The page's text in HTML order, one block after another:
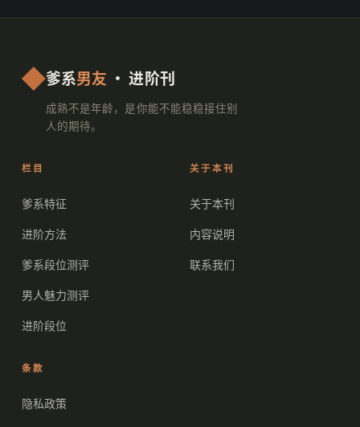
爹系男友 · 进阶刊
成熟不是年龄，是你能不能稳稳接住别
人的期待。
栏目
爹系特征
进阶方法
爹系段位测评
男人魅力测评
进阶段位
关于本刊
关于本刊
内容说明
联系我们
条款
隐私政策